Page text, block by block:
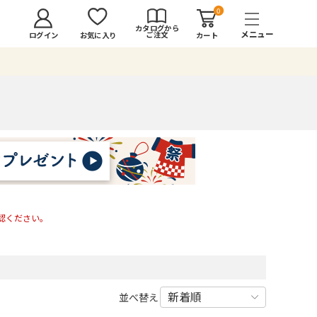
ログイン お気に入り
カタログから
ご注文
0
カート
ださい。
並べ替え